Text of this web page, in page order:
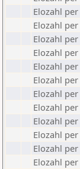
Elozahl
Elozahl
Elozahl
Elozahl
Elozahl
Elozahl
Elozahl
Elozahl
Elozahl
Elozahl
Elozahl
Elozahl